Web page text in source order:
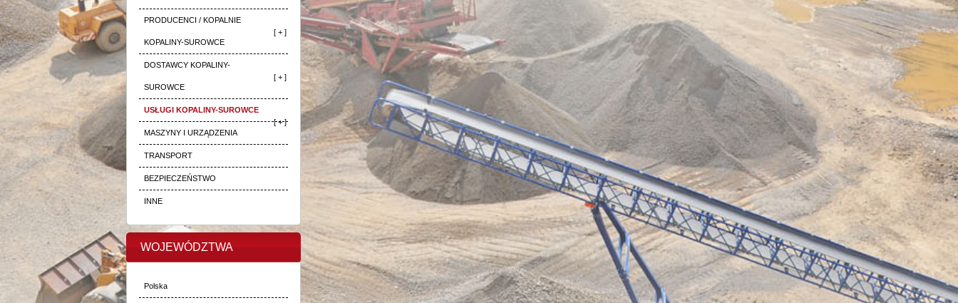
PRODUCENCI / KOPALNIE
KOPALINY-SUROWCE
[ + ]
DOSTAWCY KOPALINY-
SUROWCE
[ + ]
USŁUGI KOPALINY-SUROWCE
[ + ]
MASZYNY I URZĄDZENIA
TRANSPORT
BEZPIECZEŃSTWO
INNE
WOJEWÓDZTWA
Polska